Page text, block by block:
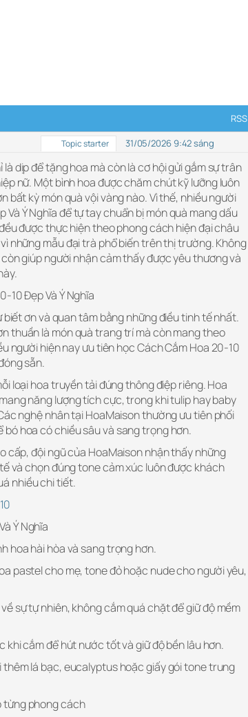
RSS
Topic starter 31/05/2026 9:42 sáng
dịp để tặng hoa mà còn là cơ hội gửi gắm sự trân
nữ. Một bình hoa được chăm chút kỹ lưỡng luôn
bất kỳ món quà vội vàng nào. Vì thế, nhiều người
Ý Nghĩa để tự tay chuẩn bị món quà mang dấu
được thực hiện theo phong cách hiện đại châu
những mẫu đại trà phổ biến trên thị trường. Không
giúp người nhận cảm thấy được yêu thương và
10 Đẹp Và Ý Nghĩa
biết ơn và quan tâm bằng những điều tinh tế nhất.
thuần là món quà trang trí mà còn mang theo
người hiện nay ưu tiên học Cách Cắm Hoa 20-10
sẵn.
loại hoa truyền tải đúng thông điệp riêng. Hoa
năng lượng tích cực, trong khi tulip hay baby
nghệ nhân tại HoaMaison thường ưu tiên phối
hoa có chiều sâu và sang trọng hơn.
cấp, đội ngũ của HoaMaison nhận thấy những
và chọn đúng tone cảm xúc luôn được khách
nhiều chi tiết.
Ý Nghĩa
hoa hài hòa và sang trọng hơn.
pastel cho mẹ, tone đỏ hoặc nude cho người yêu,
sự tự nhiên, không cắm quá chặt để giữ độ mềm
cắm để hút nước tốt và giữ độ bền lâu hơn.
lá bạc, eucalyptus hoặc giấy gói tone trung
từng phong cách